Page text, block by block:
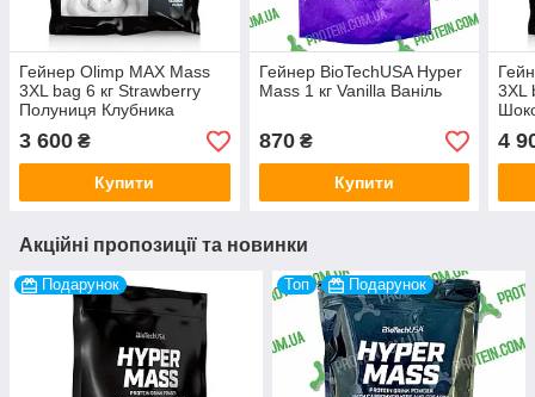
Гейнер Olimp MAX Mass
3XL bag 6 кг Strawberry
Полуниця Клубника
3 600 ₴
Купити
Гейнер BioTechUSA Hyper
Mass 1 кг Vanilla Ваніль
870₴
Купити
3XL
4
Акційні пропозиції та новинки
Подарунок Топ Подарунок